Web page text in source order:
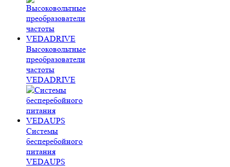
Высоковольтные
преобразователи
частоты
VEDADRIVE
Системы
бесперебойного
питания
VEDAUPS